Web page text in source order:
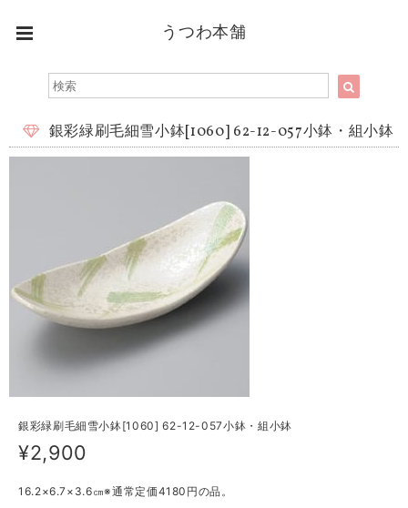
うつわ本舗
銀彩緑刷毛細雪小鉢[1060] 62-12-057小鉢・組小鉢
銀彩緑刷毛細雪小鉢[1060] 62-12-057小鉢・組小鉢
¥2,900
16.2×6.7×3.6㎝※通常定価4180円の品。